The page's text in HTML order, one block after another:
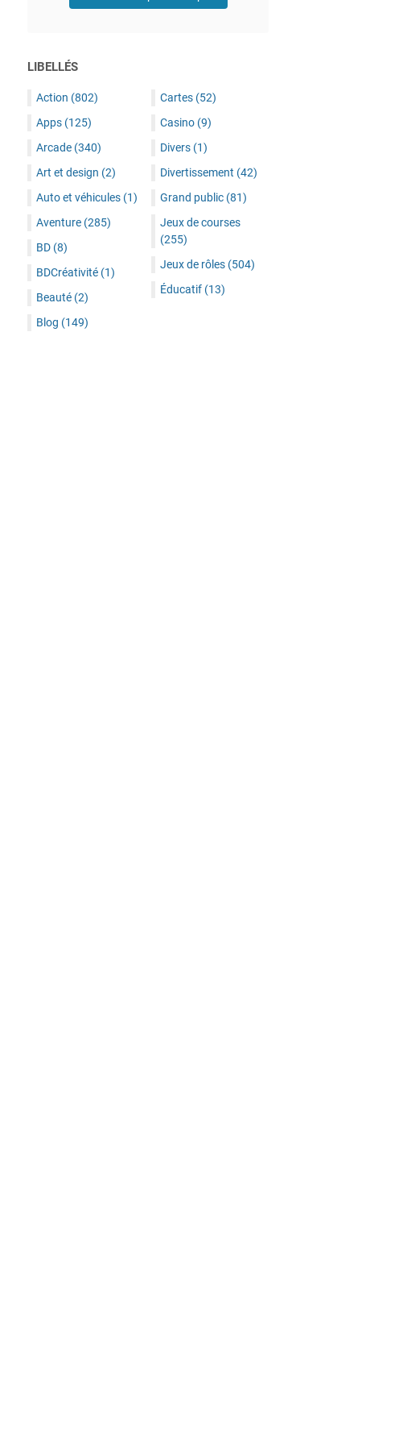
LIBELLÉS
Action (802)
Apps (125)
Arcade (340)
Art et design (2)
Auto et véhicules (1)
Aventure (285)
BD (8)
BDCréativité (1)
Beauté (2)
Blog (149)
Cartes (52)
Casino (9)
Divers (1)
Divertissement (42)
Grand public (81)
Jeux de courses
(255)
Jeux de rôles (504)
Éducatif (13)